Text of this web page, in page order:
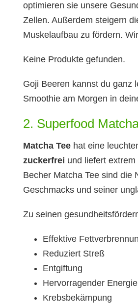
optimieren sie unsere
Zellen. Außerdem steigern
Muskelaufbau zu fördern.
Keine Produkte gefunden.
Goji Beeren kannst du ganz
Smoothie am Morgen in
2. Superfood
Matcha Teehat eine
zuckerfrei und liefert extrem
Becher Matcha Tee sind die
Geschmacks und seiner
Zu seinen
Effektive
Reduziert Streß
Entgiftung
Hervorragender
Krebsbekämpung